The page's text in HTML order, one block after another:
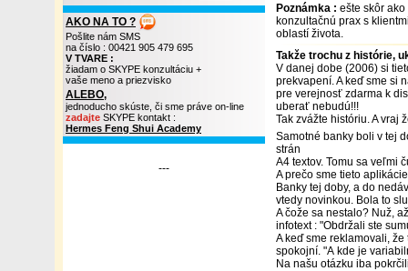
AKO NA TO ?
Pošlite nám SMS
na číslo : 00421 905 479 695
V TVARE :
žiadam o SKYPE konzultáciu +
vaše meno a priezvisko
ALEBO,
jednoducho skúste, či sme práve on-line
zadajte SKYPE kontakt :
Hermes Feng Shui Academy
---
Poznámka : ešte skôr
konzultačnú prax s
oblastí života.
Takže trochu z histórie,
V danej dobe (2006) si
prekvapení. A keď sme si
pre verejnosť zdarma k
uberať nebudú!!!
Tak zvážte históriu. A vraj
Samotné banky boli v tej
strán
A4 textov. Tomu sa veľmi
A prečo sme tieto
Banky tej doby, a do
vtedy novinkou. Bola to
A čože sa nestalo? Nuž,
infotext : "Obdržali ste
A keď sme reklamovali,
spokojní. "A kde je
Na našu otázku iba